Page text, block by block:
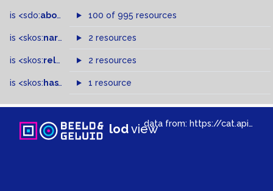
is <sdo:about of 100 of 995 resources
is <skos:narrowMatch >of
2 resources
is <skos:related > of2 resources
is <skos: hasTopConcept >of
1 resource
lodviewdata from: https://cat.apis.beeldengeluid.nl/sparql